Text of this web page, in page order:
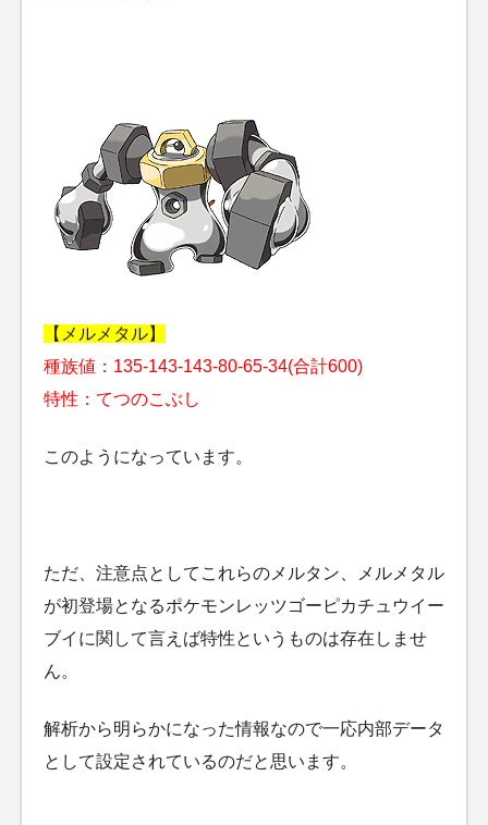
【メルメタル】
種族値：135-143-143-80-65-34(合計600)
特性：てつのこぶし
このようになっています。
ただ、注意点としてこれらのメルタン、メルメタル
が初登場となるポケモンレッツゴーピカチュウイー
ブイに関して言えば特性というものは存在しませ
ん。
解析から明らかになった情報なので一応内部データ
として設定されているのだと思います。